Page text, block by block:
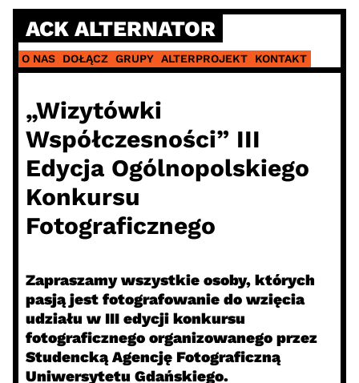
Skip
content
ACK ALTERNATOR
O NAS DOŁĄCZ GRUPY ALTERPROJEKT KONTAKT
„Wizytówki
Współczesności” III
Edycja Ogólnopolskiego
Konkursu
Fotograficznego
Zapraszamy wszystkie osoby, których
pasją jest fotografowanie do wzięcia
udziału w III edycji konkursu
fotograficznego organizowanego przez
Studencką Agencję Fotograficzną
Uniwersytetu Gdańskiego.